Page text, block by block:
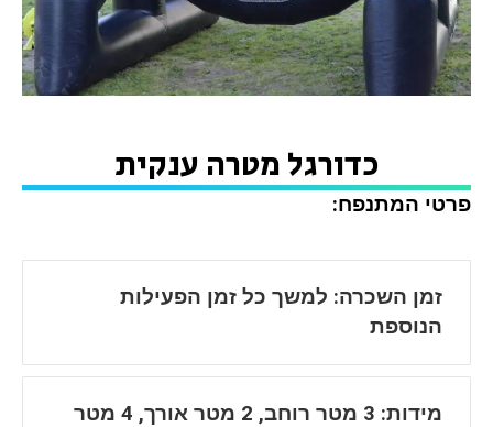
כדורגל מטרה ענקית
פרטי המתנפח:
זמן השכרה: למשך כל זמן הפעילות
הנוספת
מידות: 3 מטר רוחב, 2 מטר אורך, 4 מטר